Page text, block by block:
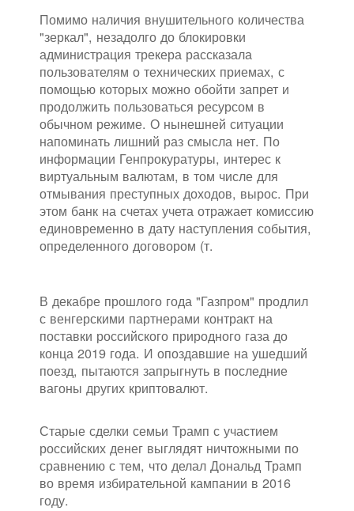
Помимо наличия внушительного количества
"зеркал", незадолго до блокировки
администрация трекера рассказала
пользователям о технических приемах, с
помощью которых можно обойти запрет и
продолжить пользоваться ресурсом в
обычном режиме. О нынешней ситуации
напоминать лишний раз смысла нет. По
информации Генпрокуратуры, интерес к
виртуальным валютам, в том числе для
отмывания преступных доходов, вырос. При
этом банк на счетах учета отражает комиссию
единовременно в дату наступления события,
определенного договором (т.
В декабре прошлого года "Газпром" продлил
с венгерскими партнерами контракт на
поставки российского природного газа до
конца 2019 года. И опоздавшие на ушедший
поезд, пытаются запрыгнуть в последние
вагоны других криптовалют.
Старые сделки семьи Трамп с участием
российских денег выглядят ничтожными по
сравнению с тем, что делал Дональд Трамп
во время избирательной кампании в 2016
году.